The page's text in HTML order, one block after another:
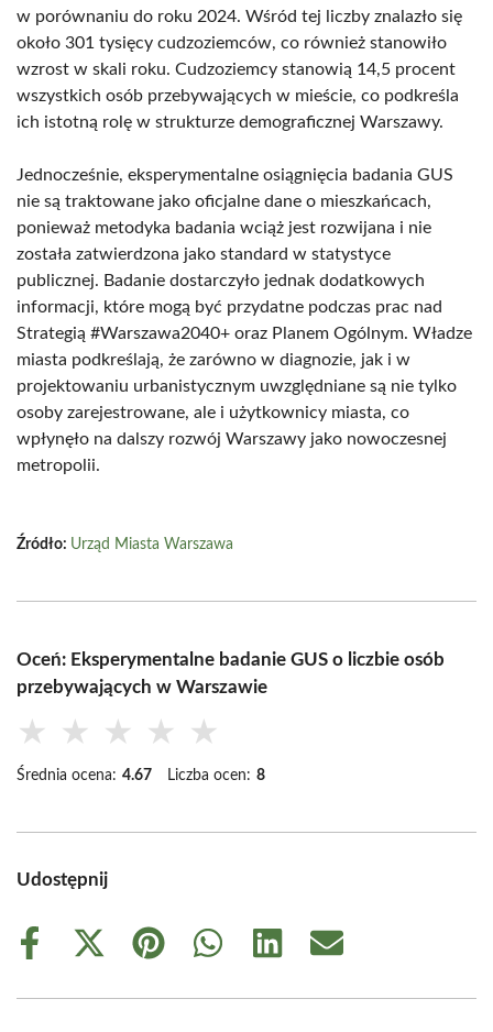
w porównaniu do roku 2024. Wśród tej liczby znalazło się
około 301 tysięcy cudzoziemców, co również stanowiło
wzrost w skali roku. Cudzoziemcy stanowią 14,5 procent
wszystkich osób przebywających w mieście, co podkreśla
ich istotną rolę w strukturze demograficznej Warszawy.
Jednocześnie, eksperymentalne osiągnięcia badania GUS
nie są traktowane jako oficjalne dane o mieszkańcach,
ponieważ metodyka badania wciąż jest rozwijana i nie
została zatwierdzona jako standard w statystyce
publicznej. Badanie dostarczyło jednak dodatkowych
informacji, które mogą być przydatne podczas prac nad
Strategią #Warszawa2040+ oraz Planem Ogólnym. Władze
miasta podkreślają, że zarówno w diagnozie, jak i w
projektowaniu urbanistycznym uwzględniane są nie tylko
osoby zarejestrowane, ale i użytkownicy miasta, co
wpłynęło na dalszy rozwój Warszawy jako nowoczesnej
metropolii.
Źródło: Urząd Miasta Warszawa
Oceń: Eksperymentalne badanie GUS o liczbie osób
przebywających w Warszawie
★ ★ ★ ★ ★
Średnia ocena: 4.67 Liczba ocen: 8
Udostępnij
Share
Share
(Twitter)
Share
Share
Share
Share